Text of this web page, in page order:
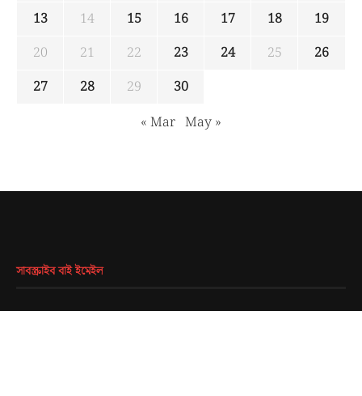
13
14 15 16 17 18
19
20
21 22 23 24 25
26
27
28 29
30
« Mar May »
সাবস্ক্রাইব বাই ইমেইল